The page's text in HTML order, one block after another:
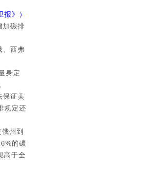
》）
加碳排
、西弗
身定
保证美
规定还
州到
的碳
高于全